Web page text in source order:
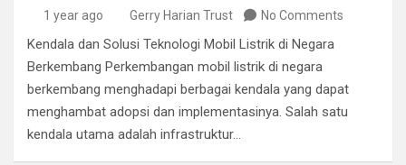
1 year ago Gerry Harian Trust No Comments
Kendala dan Solusi Teknologi Mobil Listrik di Negara
Berkembang Perkembangan mobil listrik di negara
berkembang menghadapi berbagai kendala yang dapat
menghambat adopsi dan implementasinya. Salah satu
kendala utama adalah infrastruktur…